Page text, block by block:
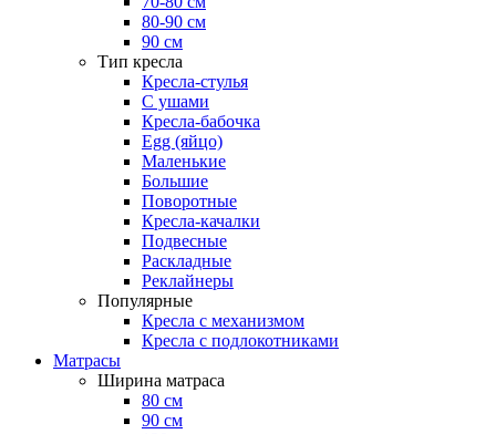
80-90 см
90 см
Тип кресла
Кресла-стулья
С ушами
Кресла-бабочка
Egg (яйцо)
Маленькие
Большие
Поворотные
Кресла-качалки
Подвесные
Раскладные
Реклайнеры
Популярные
Кресла с механизмом
Кресла с подлокотниками
Матрасы
Ширина матраса
80 см
90 см